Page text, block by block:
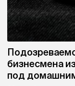
бизнесмена
под